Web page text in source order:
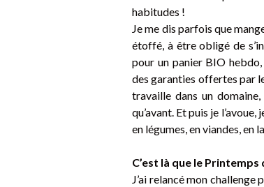
habitudes !
Je me dis parfois que
étoffé, à être obligé de
pour un panier BIO
des garanties offertes par
travaille dans un
qu’avant. Et puis je
en légumes, en viandes, en
C’est là que le Printemps
J’ai relancé mon